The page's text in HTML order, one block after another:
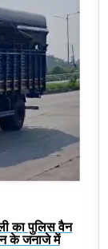
का पुलिस वैन
के जनाजे में